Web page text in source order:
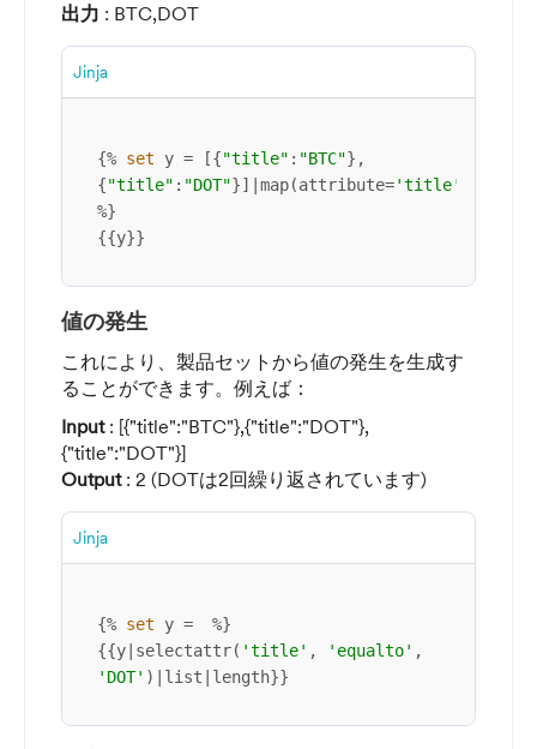
出力 : BTC,DOT
Jinja
{% set y = [{"title" : "BTC"},
{"title" : "DOT"}]|map(attribute='title'
%}
{{y}}
値の発生
これにより、製品セットから値の発生を生成す
ることができます。例えば：
Input : [{"title":"BTC"},{"title":"DOT"},
{"title":"DOT"}]
Output : 2 (DOTは2回繰り返されています)
Jinja
{% set y =  %}
{{y|selectattr( 'title' , 'equalto' ,
'DOT' )|list|length}}